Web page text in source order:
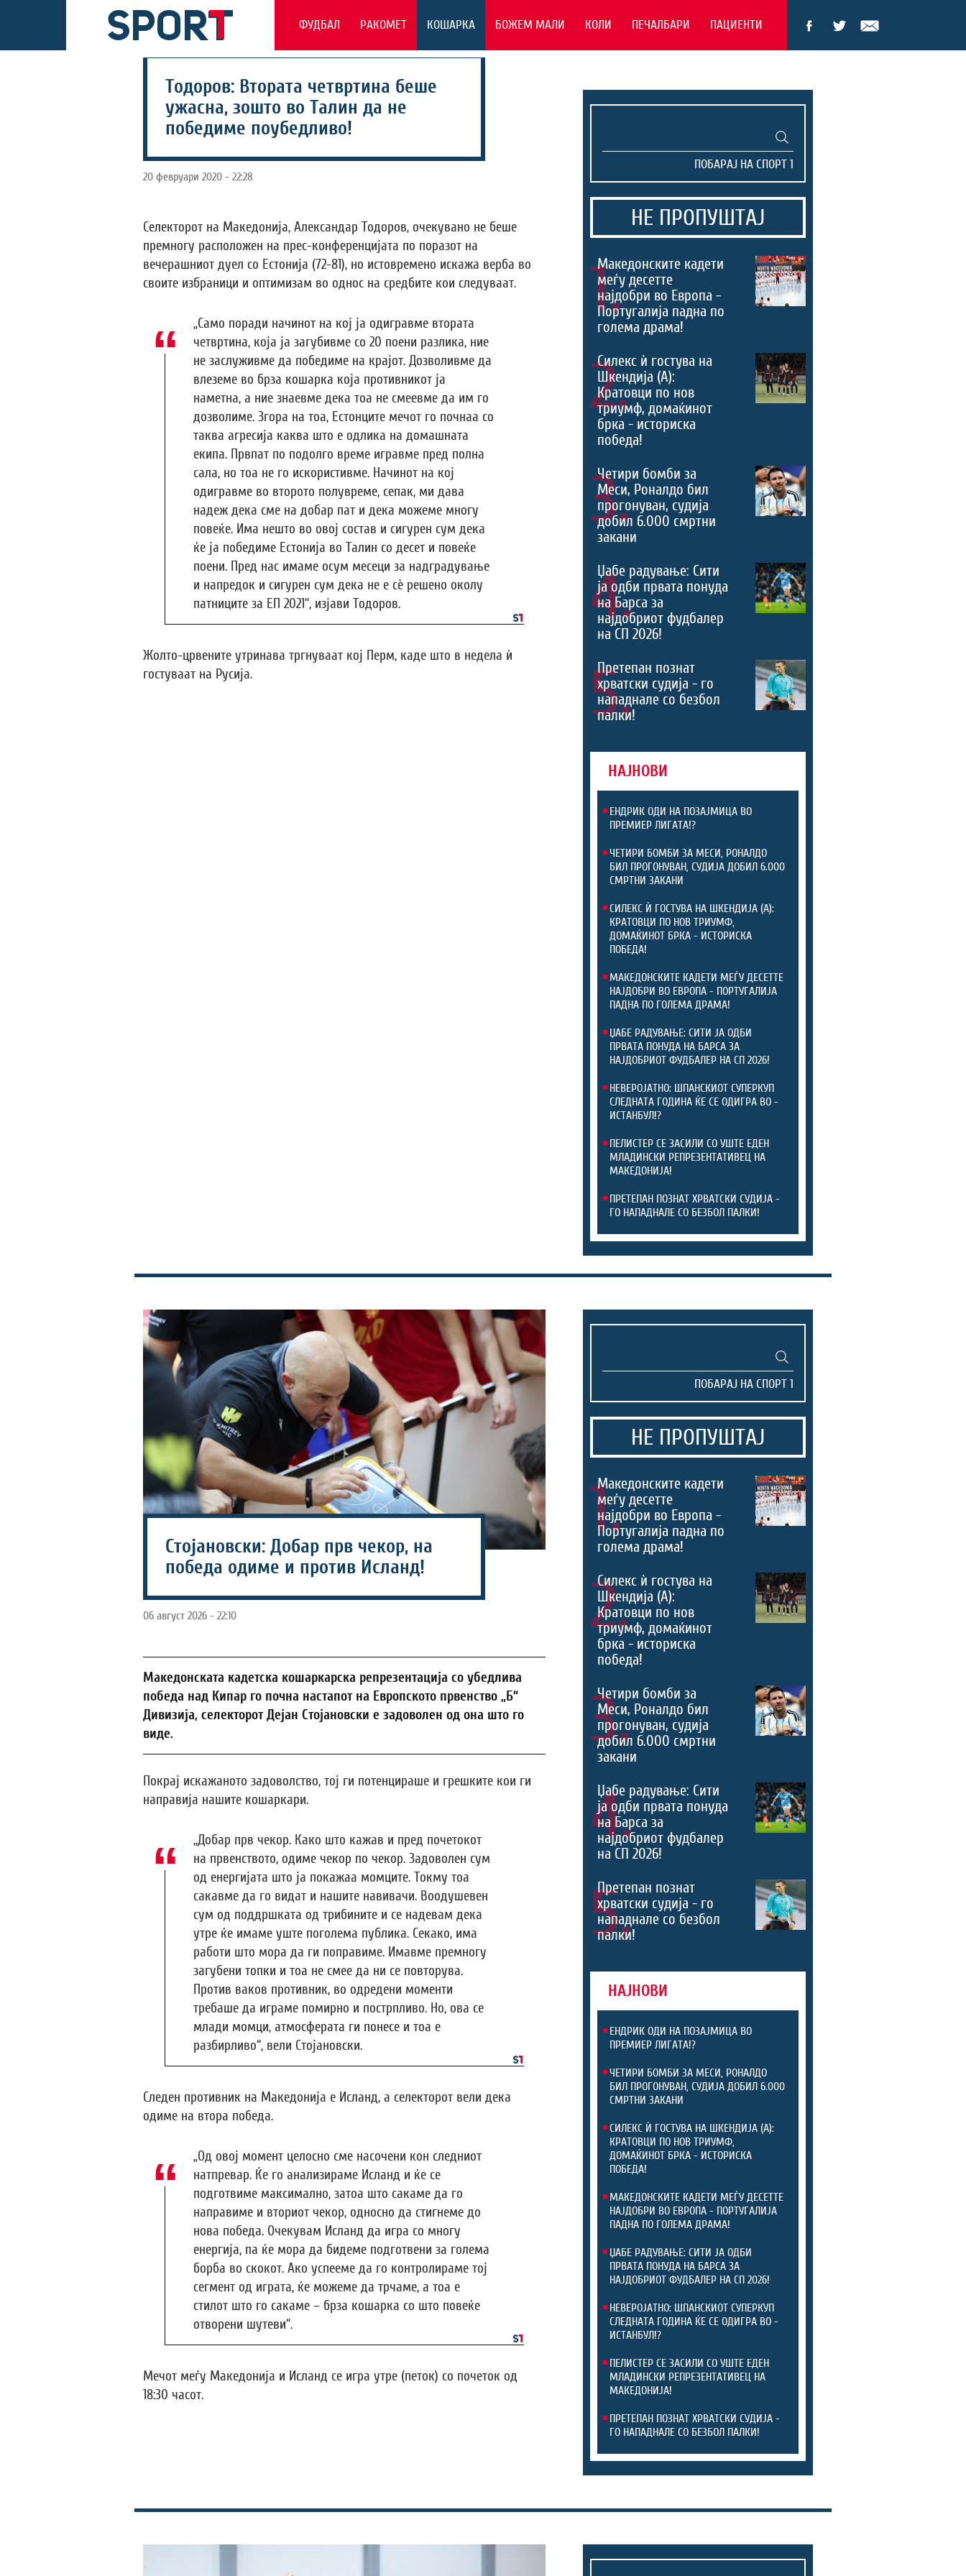
ФУДБАЛ РАКОМЕТ КОШАРКА БОЖЕМ МАЛИ КОЛИ ПЕЧАЛБАРИ ПАЦИЕНТИ
Тодоров: Втората четвртина беше
ужасна, зошто во Талин да не
победиме поубедливо!
20 февруари 2020 - 22:28
Селекторот на Македонија, Александар Тодоров, очекувано не беше
премногу расположен на прес-конференцијата по поразот на
вечерашниот дуел со Естонија (72-81), но истовремено искажа верба во
своите избраници и оптимизам во однос на средбите кои следуваат.
„Само поради начинот на кој ја одигравме втората
четвртина, која ја загубивме со 20 поени разлика, ние
не заслуживме да победиме на крајот. Дозволивме да
влеземе во брза кошарка која противникот ја
наметна, а ние знаевме дека тоа не смеевме да им го
дозволиме. Згора на тоа, Естонците мечот го почнаа со
таква агресија каква што е одлика на домашната
екипа. Првпат по подолго време игравме пред полна
сала, но тоа не го искористивме. Начинот на кој
одигравме во второто полувреме, сепак, ми дава
надеж дека сме на добар пат и дека можеме многу
повеќе. Има нешто во овој состав и сигурен сум дека
ќе ја победиме Естонија во Талин со десет и повеќе
поени. Пред нас имаме осум месеци за надградување
и напредок и сигурен сум дека не е сѐ решено околу
патниците за ЕП 2021“, изјави Тодоров.
Жолто-црвените утринава тргнуваат кој Перм, каде што в недела ѝ
гостуваат на Русија.
НЕ ПРОПУШТАЈ
1.
Македонските кадети
меѓу десетте
најдобри во Европа -
Португалија падна по
голема драма!
2.
Силекс ѝ гостува на
Шкендија (А):
Кратовци по нов
триумф, домаќинот
брка - историска
победа!
3.
Четири бомби за
Меси, Роналдо бил
прогонуван, судија
добил 6.000 смртни
закани
4.
Џабе радување: Сити
ја одби првата понуда
на Барса за
најдобриот фудбалер
на СП 2026!
5.
Претепан познат
хрватски судија - го
нападнале со безбол
палки!
НАЈНОВИ
ЕНДРИК ОДИ НА ПОЗАЈМИЦА ВО
ПРЕМИЕР ЛИГАТА!?
ЧЕТИРИ БОМБИ ЗА МЕСИ, РОНАЛДО
БИЛ ПРОГОНУВАН, СУДИЈА ДОБИЛ 6.000
СМРТНИ ЗАКАНИ
СИЛЕКС Ѝ ГОСТУВА НА ШКЕНДИЈА (А):
КРАТОВЦИ ПО НОВ ТРИУМФ,
ДОМАЌИНОТ БРКА - ИСТОРИСКА
ПОБЕДА!
МАКЕДОНСКИТЕ КАДЕТИ МЕЃУ ДЕСЕТТЕ
НАЈДОБРИ ВО ЕВРОПА - ПОРТУГАЛИЈА
ПАДНА ПО ГОЛЕМА ДРАМА!
ЏАБЕ РАДУВАЊЕ: СИТИ ЈА ОДБИ
ПРВАТА ПОНУДА НА БАРСА ЗА
НАЈДОБРИОТ ФУДБАЛЕР НА СП 2026!
НЕВЕРОЈАТНО: ШПАНСКИОТ СУПЕРКУП
СЛЕДНАТА ГОДИНА ЌЕ СЕ ОДИГРА ВО -
ИСТАНБУЛ!?
ПЕЛИСТЕР СЕ ЗАСИЛИ СО УШТЕ ЕДЕН
МЛАДИНСКИ РЕПРЕЗЕНТАТИВЕЦ НА
МАКЕДОНИЈА!
ПРЕТЕПАН ПОЗНАТ ХРВАТСКИ СУДИЈА -
ГО НАПАДНАЛЕ СО БЕЗБОЛ ПАЛКИ!
Стојановски: Добар прв чекор, на
победа одиме и против Исланд!
06 август 2026 - 22:10
Македонската кадетска кошаркарска репрезентација со убедлива
победа над Кипар го почна настапот на Европското првенство „Б“
Дивизија, селекторот Дејан Стојановски е задоволен од она што го
виде.
Покрај искажаното задоволство, тој ги потенцираше и грешките кои ги
направија нашите кошаркари.
„Добар прв чекор. Како што кажав и пред почетокот
на првенството, одиме чекор по чекор. Задоволен сум
од енергијата што ја покажаа момците. Токму тоа
сакавме да го видат и нашите навивачи. Воодушевен
сум од поддршката од трибините и се надевам дека
утре ќе имаме уште поголема публика. Секако, има
работи што мора да ги поправиме. Имавме премногу
загубени топки и тоа не смее да ни се повторува.
Против ваков противник, во одредени моменти
требаше да играме помирно и пострпливо. Но, ова се
млади момци, атмосферата ги понесе и тоа е
разбирливо“, вели Стојановски.
Следен противник на Македонија е Исланд, а селекторот вели дека
одиме на втора победа.
„Од овој момент целосно сме насочени кон следниот
натпревар. Ќе го анализираме Исланд и ќе се
подготвиме максимално, затоа што сакаме да го
направиме и вториот чекор, односно да стигнеме до
нова победа. Очекувам Исланд да игра со многу
енергија, па ќе мора да бидеме подготвени за голема
борба во скокот. Ако успееме да го контролираме тој
сегмент од играта, ќе можеме да трчаме, а тоа е
стилот што го сакаме – брза кошарка со што повеќе
отворени шутеви“.
Мечот меѓу Македонија и Исланд се игра утре (петок) со почеток од
18:30 часот.
НЕ ПРОПУШТАЈ
1.
Македонските кадети
меѓу десетте
најдобри во Европа -
Португалија падна по
голема драма!
2.
Силекс ѝ гостува на
Шкендија (А):
Кратовци по нов
триумф, домаќинот
брка - историска
победа!
3.
Четири бомби за
Меси, Роналдо бил
прогонуван, судија
добил 6.000 смртни
закани
4.
Џабе радување: Сити
ја одби првата понуда
на Барса за
најдобриот фудбалер
на СП 2026!
5.
Претепан познат
хрватски судија - го
нападнале со безбол
палки!
НАЈНОВИ
ЕНДРИК ОДИ НА ПОЗАЈМИЦА ВО
ПРЕМИЕР ЛИГАТА!?
ЧЕТИРИ БОМБИ ЗА МЕСИ, РОНАЛДО
БИЛ ПРОГОНУВАН, СУДИЈА ДОБИЛ 6.000
СМРТНИ ЗАКАНИ
СИЛЕКС Ѝ ГОСТУВА НА ШКЕНДИЈА (А):
КРАТОВЦИ ПО НОВ ТРИУМФ,
ДОМАЌИНОТ БРКА - ИСТОРИСКА
ПОБЕДА!
МАКЕДОНСКИТЕ КАДЕТИ МЕЃУ ДЕСЕТТЕ
НАЈДОБРИ ВО ЕВРОПА - ПОРТУГАЛИЈА
ПАДНА ПО ГОЛЕМА ДРАМА!
ЏАБЕ РАДУВАЊЕ: СИТИ ЈА ОДБИ
ПРВАТА ПОНУДА НА БАРСА ЗА
НАЈДОБРИОТ ФУДБАЛЕР НА СП 2026!
НЕВЕРОЈАТНО: ШПАНСКИОТ СУПЕРКУП
СЛЕДНАТА ГОДИНА ЌЕ СЕ ОДИГРА ВО -
ИСТАНБУЛ!?
ПЕЛИСТЕР СЕ ЗАСИЛИ СО УШТЕ ЕДЕН
МЛАДИНСКИ РЕПРЕЗЕНТАТИВЕЦ НА
МАКЕДОНИЈА!
ПРЕТЕПАН ПОЗНАТ ХРВАТСКИ СУДИЈА -
ГО НАПАДНАЛЕ СО БЕЗБОЛ ПАЛКИ!